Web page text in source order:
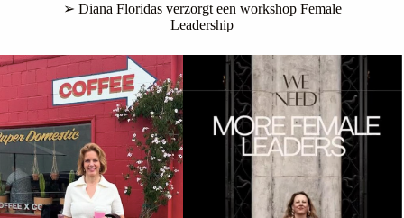
➢ Diana Floridas verzorgt een workshop Female
Leadership